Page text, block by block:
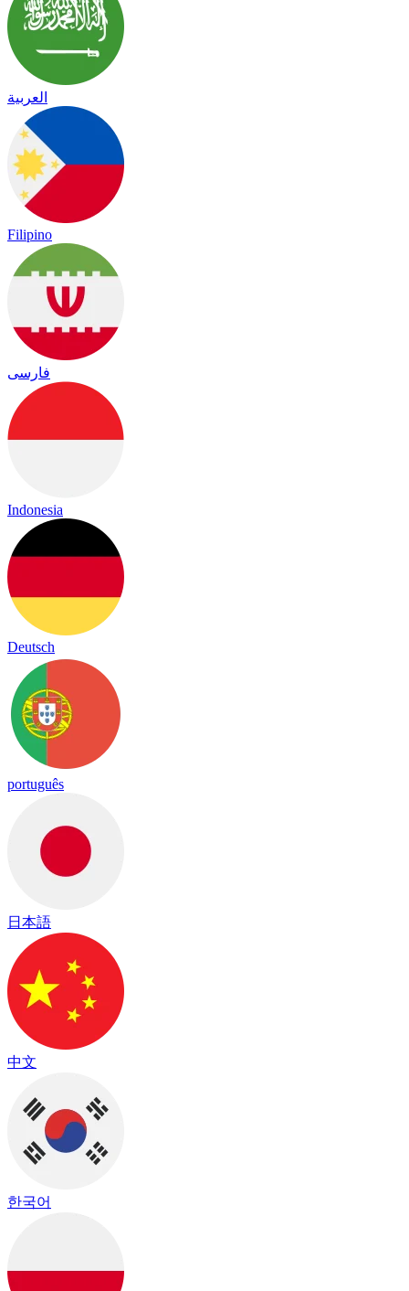
العربية
Filipino
فارسی
Indonesia
Deutsch
português
日本語
中文
한국어